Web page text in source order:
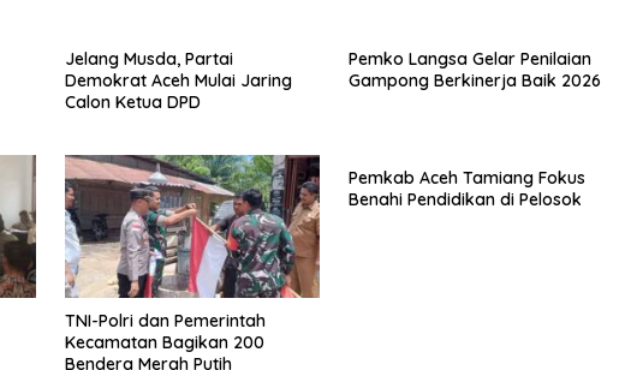
Jelang Musda, Partai
Demokrat Aceh Mulai Jaring
Calon Ketua DPD
Pemko Langsa Gelar Penilaian
Gampong Berkinerja Baik 2026
TNI-Polri dan Pemerintah
Kecamatan Bagikan 200
Bendera Merah Putih
Pemkab Aceh Tamiang Fokus
Benahi Pendidikan di Pelosok